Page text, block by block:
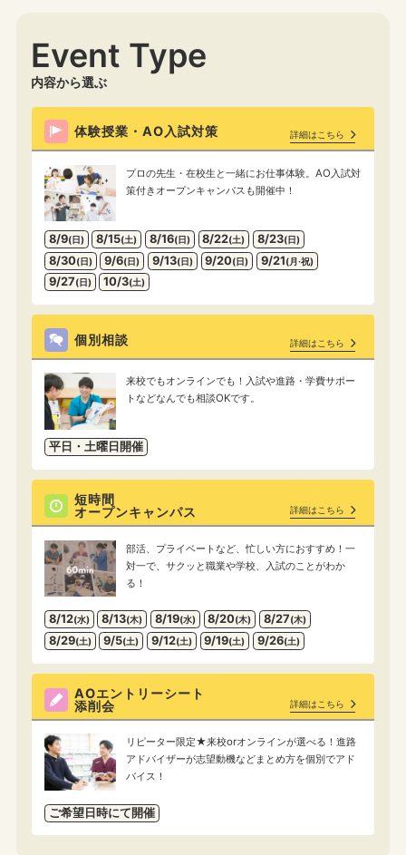
Event Type
内容から選ぶ
体験授業・AO入試対策 詳細はこちら
プロの先生・在校生と一緒にお仕事体験。AO入試対
策付きオープンキャンパスも開催中！
8/9(日) 8/15(土) 8/16(日) 8/22(土) 8/23(日)
8/30(日) 9/6(日) 9/13(日) 9/20(日) 9/21(月·祝)
9/27(日) 10/3(土)
個別相談 詳細はこちら
来校でもオンラインでも！入試や進路・学費サポー
トなどなんでも相談OKです。
平日・土曜日開催
短時間
オープンキャンパス
詳細はこちら
部活、プライベートなど、忙しい方におすすめ！一
対一で、サクッと職業や学校、入試のことがわか
る！
8/12(水) 8/13(木) 8/19(水) 8/20(木) 8/27(木)
8/29(土) 9/5(土) 9/12(土) 9/19(土) 9/26(土)
AOエントリーシート
添削会
詳細はこちら
リピーター限定★来校orオンラインが選べる！進路
アドバイザーが志望動機などまとめ方を個別でアド
バイス！
ご希望日時にて開催